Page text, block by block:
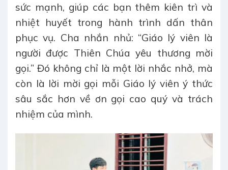
sức mạnh, giúp các bạn thêm kiên trì và
nhiệt huyết trong hành trình dấn thân
phục vụ. Cha nhắn nhủ: “Giáo lý viên là
người được Thiên Chúa yêu thương mời
gọi.” Đó không chỉ là một lời nhắc nhở, mà
còn là lời mời gọi mỗi Giáo lý viên ý thức
sâu sắc hơn về ơn gọi cao quý và trách
nhiệm của mình.